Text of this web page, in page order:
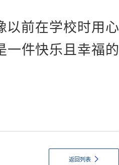
以前在学校时用心
一件快乐且幸福的
返回列表